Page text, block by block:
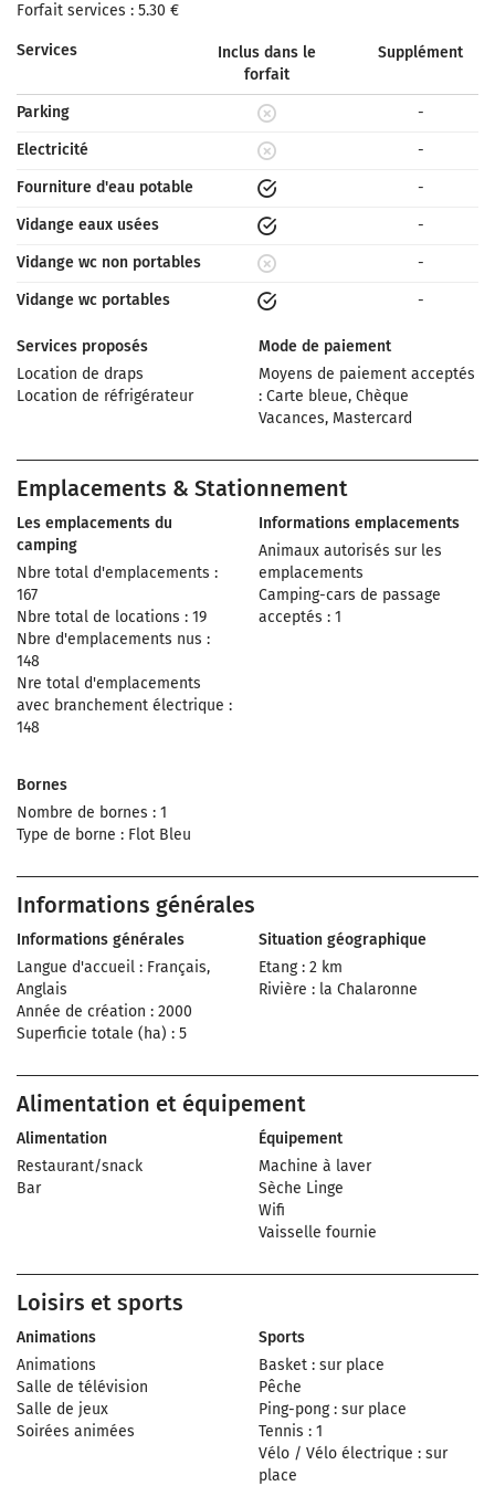
Forfait services : 5.30 €
Services
Inclus dans le
forfait
Supplément
Parking
-
Electricité
-
Fourniture d'eau potable
-
Vidange eaux usées
-
Vidange wc non portables
-
Vidange wc portables
-
Services proposés
Location de draps
Location de réfrigérateur
Mode de paiement
Moyens de paiement acceptés
: Carte bleue, Chèque
Vacances, Mastercard
Emplacements & Stationnement
Les emplacements du
camping
Nbre total d'emplacements :
167
Nbre total de locations : 19
Nbre d'emplacements nus :
148
Nre total d'emplacements
avec branchement électrique :
148
Informations emplacements
Animaux autorisés sur les
emplacements
Camping-cars de passage
acceptés : 1
Bornes
Nombre de bornes : 1
Type de borne : Flot Bleu
Informations générales
Informations générales
Langue d'accueil : Français,
Anglais
Année de création : 2000
Superficie totale (ha) : 5
Situation géographique
Etang : 2 km
Rivière : la Chalaronne
Alimentation et équipement
Alimentation
Restaurant/snack
Bar
Équipement
Machine à laver
Sèche Linge
Wifi
Vaisselle fournie
Loisirs et sports
Animations
Animations
Salle de télévision
Salle de jeux
Soirées animées
Sports
Basket : sur place
Pêche
Ping-pong : sur place
Tennis : 1
Vélo / Vélo électrique : sur
place